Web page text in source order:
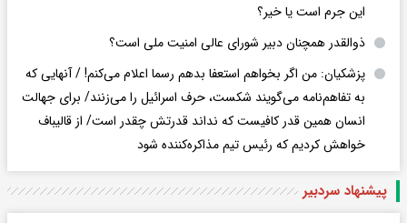
این جرم است یا خیر؟
ذوالقدر همچنان دبیر شورای ‌عالی امنیت ملی است؟
پزشکیان: من اگر بخواهم استعفا بدهم رسما اعلام می‌کنم! / آنهایی که
به تفاهم‌نامه می‌گویند شکست، حرف اسرائیل را می‌زنند/ برای جهالت
انسان همین قدر کافیست که نداند قدرتش چقدر است/ از قالیباف
خواهش کردیم که رئیس تیم مذاکره‌کننده شود
پیشنهاد سردبیر